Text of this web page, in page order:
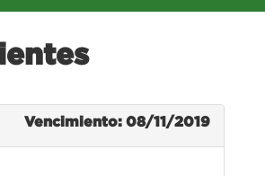
Vencimiento: 08/11/2019